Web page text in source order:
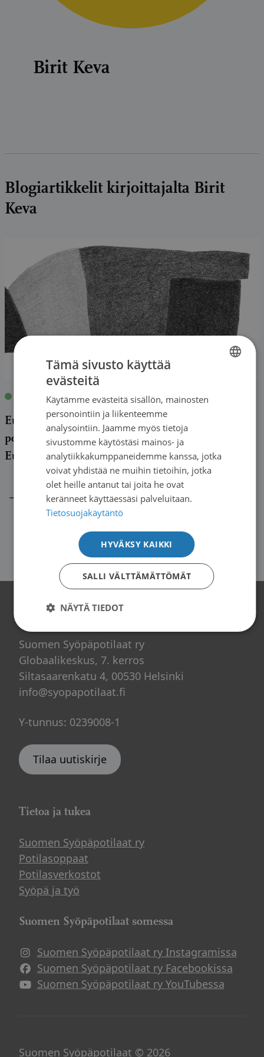
Birit Keva
Blogiartikkelit kirjoittajalta Birit
Keva
16.06.2026| Birit Keva
European CLL Association (ECLLA) vahvistaa
potilasääntä ja edistää yhdenvertaista hoitoa
Euroopassa
→
Yhteystiedot
Suomen Syöpäpotilaat ry
Globaalikeskus, 7. kerros
Siltasaarenkatu 4, 00530 Helsinki
info@syopapotilaat.fi
Y-tunnus: 0239008-1
Tilaa uutiskirje
Tietoa ja tukea
Suomen Syöpäpotilaat ry
Potilasoppaat
Potilasverkostot
Syöpä ja työ
Suomen Syöpäpotilaat somessa
Suomen Syöpäpotilaat ry Instagramissa
Suomen Syöpäpotilaat ry Facebookissa
Suomen Syöpäpotilaat ry YouTubessa
Suomen Syöpäpotilaat © 2026
SWEDISH
Tämä sivusto käyttää
evästeitä
Käytämme evästeitä sisällön, mainosten
personointiin ja liikenteemme
analysointiin. Jaamme myös tietoja
sivustomme käytöstäsi mainos- ja
analytiikkakumppaneidemme kanssa, jotka
voivat yhdistää ne muihin tietoihin, jotka
olet heille antanut tai joita he ovat
keränneet käyttäessäsi palveluitaan.
Tietosuojakäytäntö
HYVÄKSY KAIKKI
SALLI VÄLTTÄMÄTTÖMÄT
NÄYTÄ TIEDOT